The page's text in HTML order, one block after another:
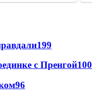
199
с Пренгой100
96